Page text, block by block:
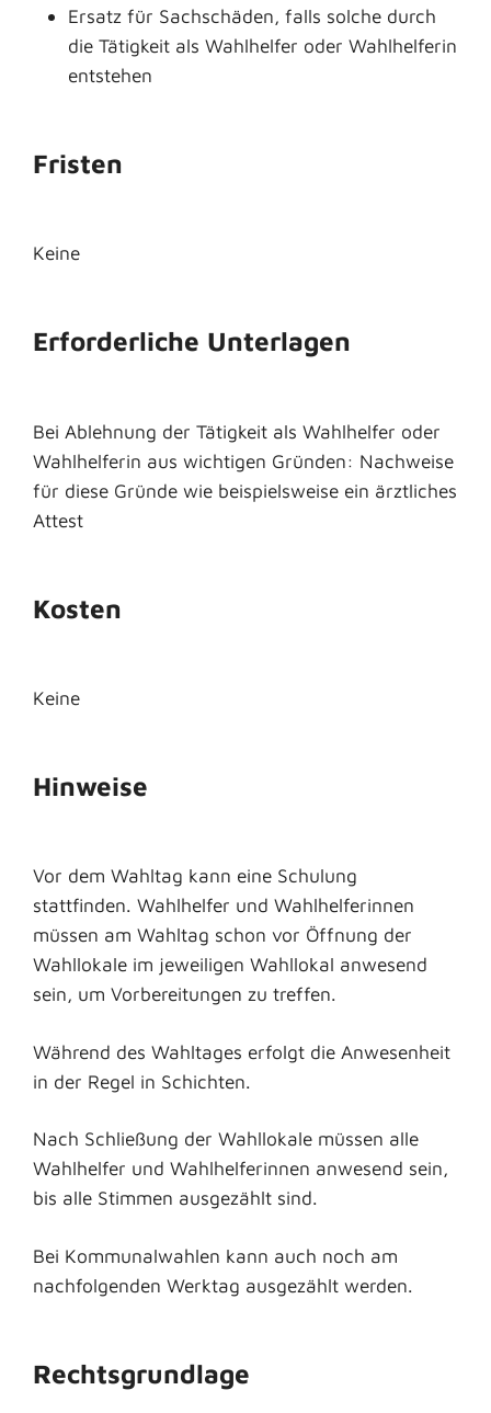
Ersatz für Sachschäden, falls solche durch
die Tätigkeit als Wahlhelfer oder Wahlhelferin
entstehen
Fristen
Keine
Erforderliche Unterlagen
Bei Ablehnung der Tätigkeit als Wahlhelfer oder
Wahlhelferin aus wichtigen Gründen: Nachweise
für diese Gründe wie beispielsweise ein ärztliches
Attest
Kosten
Keine
Hinweise
Vor dem Wahltag kann eine Schulung
stattfinden. Wahlhelfer und Wahlhelferinnen
müssen am Wahltag schon vor Öffnung der
Wahllokale im jeweiligen Wahllokal anwesend
sein, um Vorbereitungen zu treffen.
Während des Wahltages erfolgt die Anwesenheit
in der Regel in Schichten.
Nach Schließung der Wahllokale müssen alle
Wahlhelfer und Wahlhelferinnen anwesend sein,
bis alle Stimmen ausgezählt sind.
Bei Kommunalwahlen kann auch noch am
nachfolgenden Werktag ausgezählt werden.
Rechtsgrundlage